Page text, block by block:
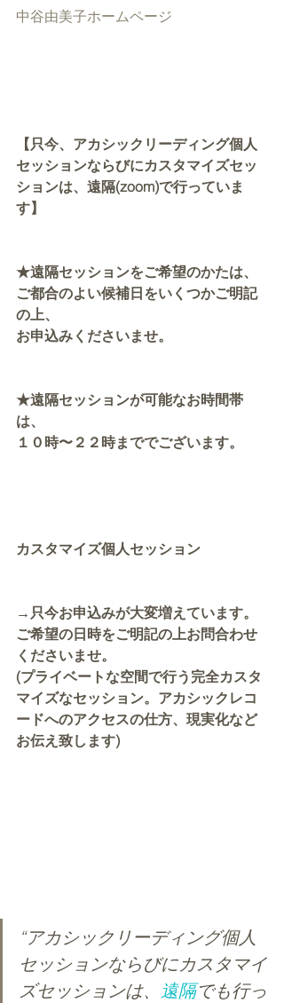
中谷由美子ホームページ
【只今、アカシックリーディング個人
セッションならびにカスタマイズセッ
ションは、遠隔(zoom)で行っていま
す】
★遠隔セッションをご希望のかたは、
ご都合のよい候補日をいくつかご明記
の上、
お申込みくださいませ。
★遠隔セッションが可能なお時間帯
は、
１０時〜２２時まででございます。
カスタマイズ個人セッション
→只今お申込みが大変増えています。
ご希望の日時をご明記の上お問合わせ
くださいませ。
(プライベートな空間で行う完全カスタ
マイズなセッション。アカシックレコ
ードへのアクセスの仕方、現実化など
お伝え致します)
“アカシックリーディング個人
セッションならびにカスタマイ
ズセッションは、 遠隔でも行っ